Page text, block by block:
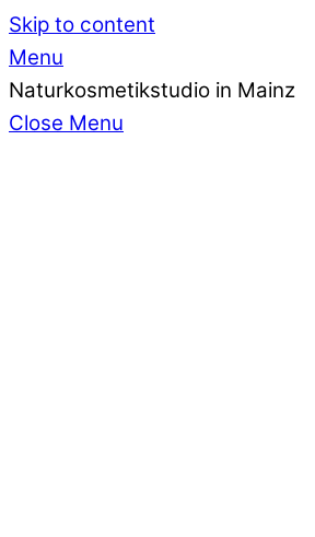
Skip to content
Menu
Naturkosmetikstudio in Mainz
Close Menu